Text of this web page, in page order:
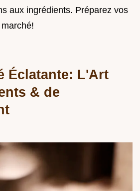
aux ingrédients. Préparez vos
Éclatante: L'Art
& de